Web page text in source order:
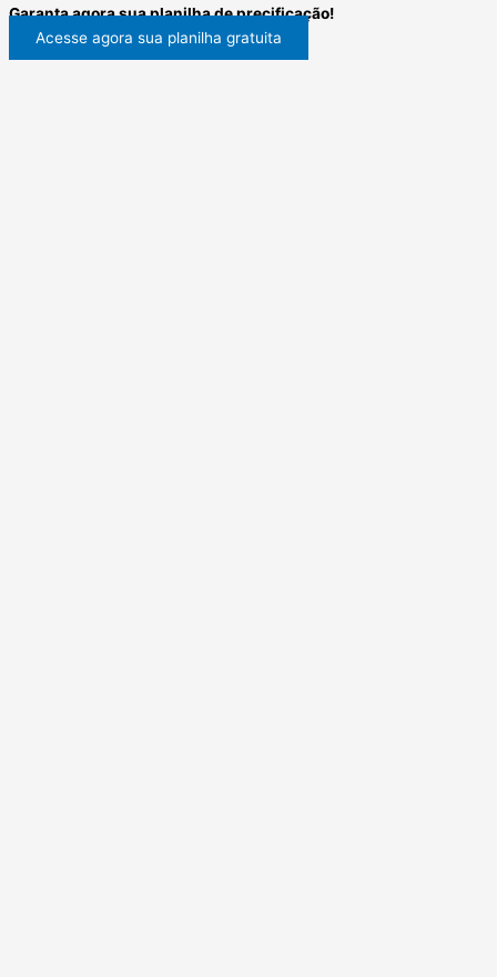
Garanta agora sua planilha de precificação!
Acesse agora sua planilha gratuita